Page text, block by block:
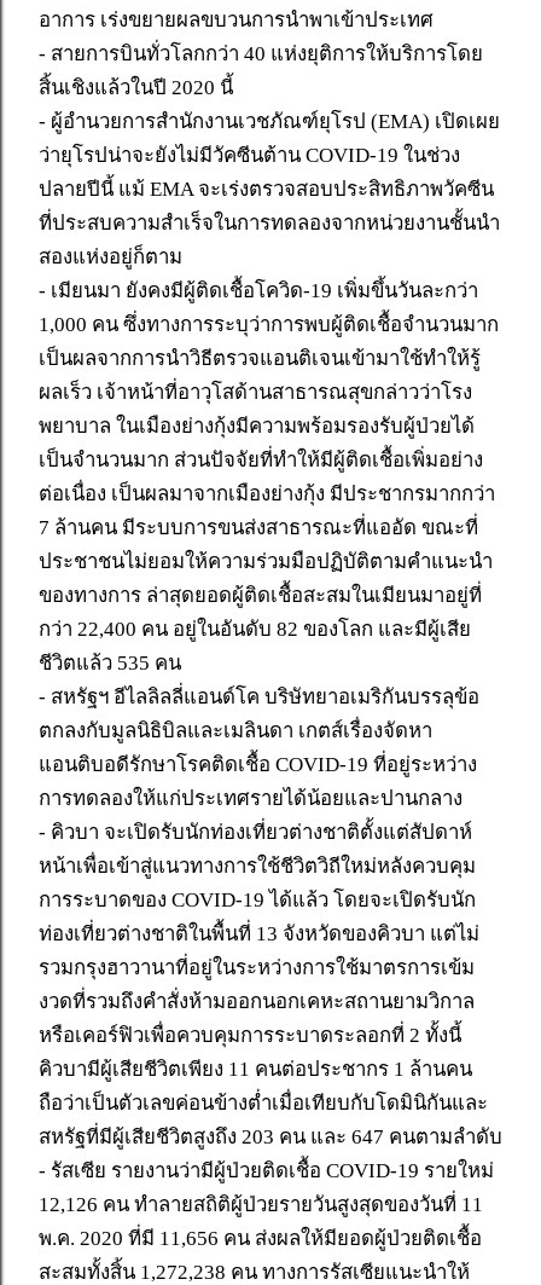
อาการ เร่งขยายผลขบวนการนำพาเข้าประเทศ
- สายการบินทั่วโลกกว่า 40 แห่งยุติการให้บริการโดย
สิ้นเชิงแล้วในปี 2020 นี้
- ผู้อำนวยการสำนักงานเวชภัณฑ์ยุโรป (EMA) เปิดเผย
ว่ายุโรปน่าจะยังไม่มีวัคซีนต้าน COVID-19 ในช่วง
ปลายปีนี้ แม้ EMA จะเร่งตรวจสอบประสิทธิภาพวัคซีน
ที่ประสบความสำเร็จในการทดลองจากหน่วยงานชั้นนำ
สองแห่งอยู่ก็ตาม
- เมียนมา ยังคงมีผู้ติดเชื้อโควิด-19 เพิ่มขึ้นวันละกว่า
1,000 คน ซึ่งทางการระบุว่าการพบผู้ติดเชื้อจำนวนมาก
เป็นผลจากการนำวิธีตรวจแอนติเจนเข้ามาใช้ทำให้รู้
ผลเร็ว เจ้าหน้าที่อาวุโสด้านสาธารณสุขกล่าวว่าโรง
พยาบาล ในเมืองย่างกุ้งมีความพร้อมรองรับผู้ป่วยได้
เป็นจำนวนมาก ส่วนปัจจัยที่ทำให้มีผู้ติดเชื้อเพิ่มอย่าง
ต่อเนื่อง เป็นผลมาจากเมืองย่างกุ้ง มีประชากรมากกว่า
7 ล้านคน มีระบบการขนส่งสาธารณะที่แออัด ขณะที่
ประชาชนไม่ยอมให้ความร่วมมือปฏิบัติตามคำแนะนำ
ของทางการ ล่าสุดยอดผู้ติดเชื้อสะสมในเมียนมาอยู่ที่
กว่า 22,400 คน อยู่ในอันดับ 82 ของโลก และมีผู้เสีย
ชีวิตแล้ว 535 คน
- สหรัฐฯ อีไลลิลลี่แอนด์โค บริษัทยาอเมริกันบรรลุข้อ
ตกลงกับมูลนิธิบิลและเมลินดา เกตส์เรื่องจัดหา
แอนติบอดีรักษาโรคติดเชื้อ COVID-19 ที่อยู่ระหว่าง
การทดลองให้แก่ประเทศรายได้น้อยและปานกลาง
- คิวบา จะเปิดรับนักท่องเที่ยวต่างชาติตั้งแต่สัปดาห์
หน้าเพื่อเข้าสู่แนวทางการใช้ชีวิตวิถีใหม่หลังควบคุม
การระบาดของ COVID-19 ได้แล้ว โดยจะเปิดรับนัก
ท่องเที่ยวต่างชาติในพื้นที่ 13 จังหวัดของคิวบา แต่ไม่
รวมกรุงฮาวานาที่อยู่ในระหว่างการใช้มาตรการเข้ม
งวดที่รวมถึงคำสั่งห้ามออกนอกเคหะสถานยามวิกาล
หรือเคอร์ฟิวเพื่อควบคุมการระบาดระลอกที่ 2 ทั้งนี้
คิวบามีผู้เสียชีวิตเพียง 11 คนต่อประชากร 1 ล้านคน
ถือว่าเป็นตัวเลขค่อนข้างต่ำเมื่อเทียบกับโดมินิกันและ
สหรัฐที่มีผู้เสียชีวิตสูงถึง 203 คน และ 647 คนตามลำดับ
- รัสเซีย รายงานว่ามีผู้ป่วยติดเชื้อ COVID-19 รายใหม่
12,126 คน ทำลายสถิติผู้ป่วยรายวันสูงสุดของวันที่ 11
พ.ค. 2020 ที่มี 11,656 คน ส่งผลให้มียอดผู้ป่วยติดเชื้อ
สะสมทั้งสิ้น 1,272,238 คน ทางการรัสเซียแนะนำให้